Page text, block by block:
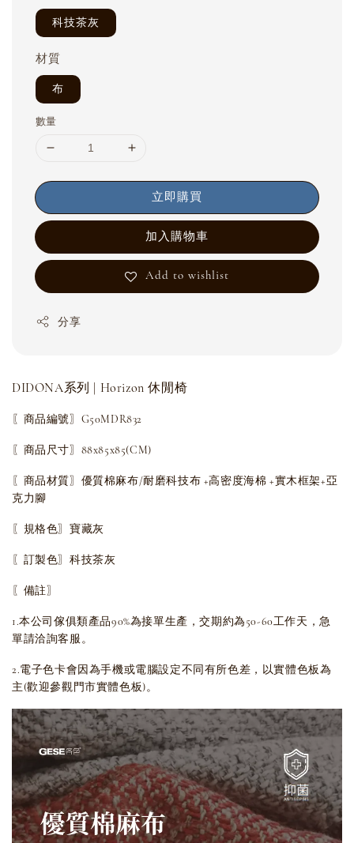
科技茶灰
材質
布
數量
立即購買
加入購物車
Add to wishlist
分享
DIDONA系列 | Horizon 休閒椅
〖商品編號〗G50MDR832
〖商品尺寸〗88x85x85(CM)
〖商品材質〗優質棉麻布/耐磨科技布 +高密度海棉 +實木框架+亞
克力腳
〖規格色〗寶藏灰
〖訂製色〗 科技茶灰
〖備註〗
1.本公司傢俱類產品90%為接單生產，交期約為50-60工作天，急
單請洽詢客服。
2.電子色卡會因為手機或電腦設定不同有所色差，以實體色板為
主(歡迎參觀門市實體色板)。